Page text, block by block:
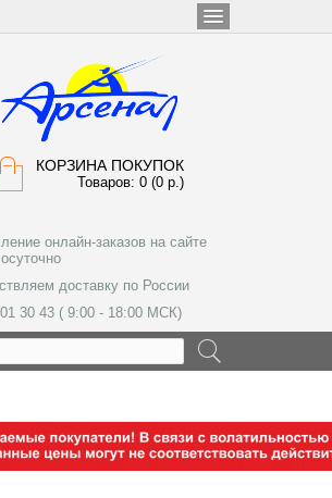
КОРЗИНА ПОКУПОК
Товаров: 0 (0 р.)
онлайн-заказов на сайте
доставку по России
30 43 ( 9:00 - 18:00 МСК)